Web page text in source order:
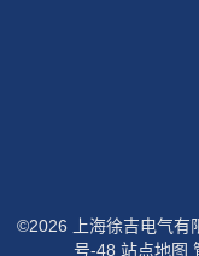
©2026 上海徐吉电气有
号-48 站点地图